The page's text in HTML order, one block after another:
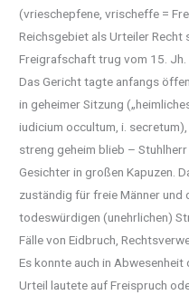
(vrieschepfene, vrischeffe =
Reichsgebiet als Urteiler Recht
Freigrafschaft trug vom 15. Jh.
Das Gericht tagte anfangs
in geheimer Sitzung
iudicium occultum, i.
streng geheim blieb –
Gesichter in großen Kapuzen.
zuständig für freie Männer und
todeswürdigen (unehrlichen)
Fälle von Eidbruch,
Es konnte auch in
Urteil lautete auf Freispruch